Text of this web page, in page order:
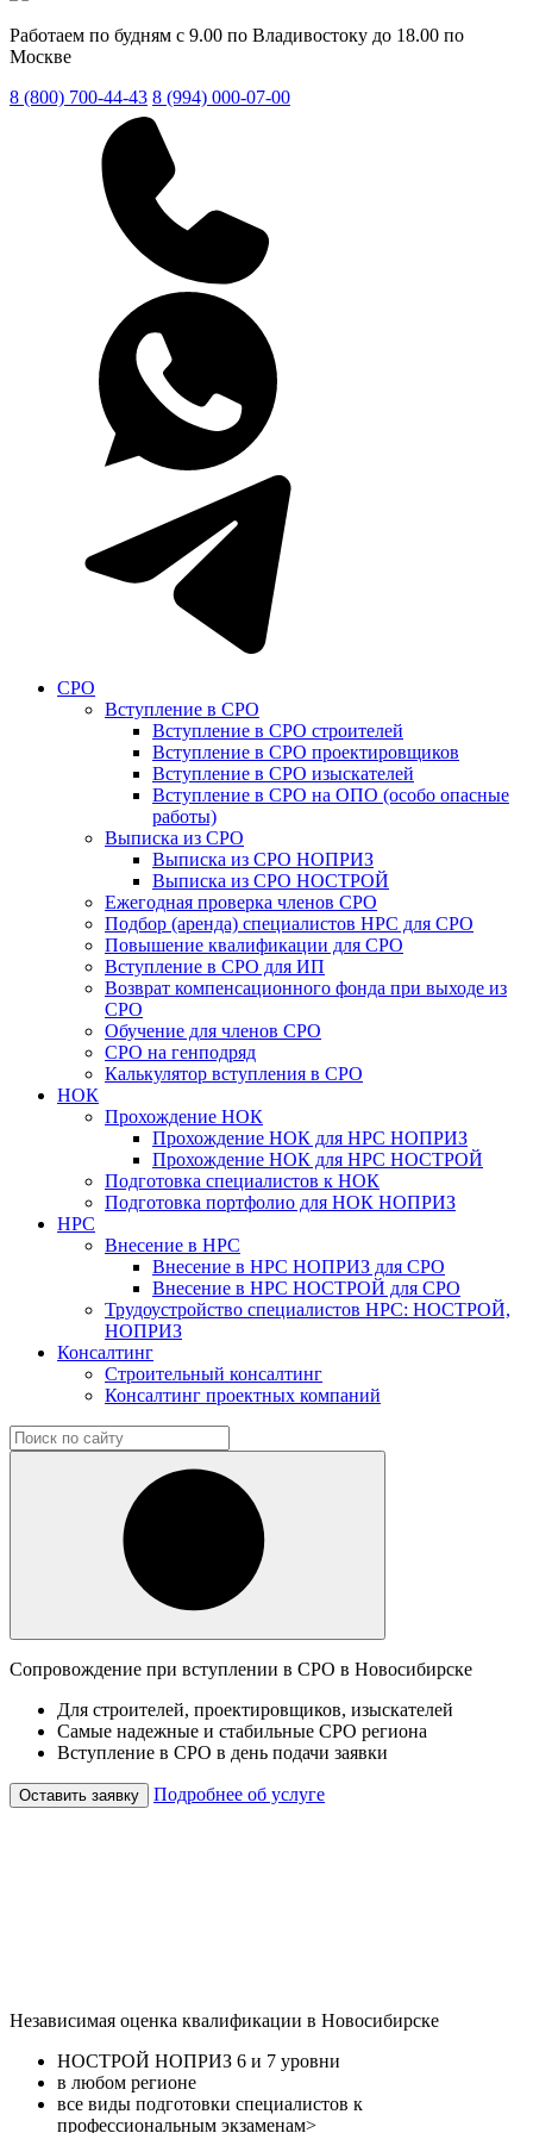
Работаем по будням с 9.00 по Владивостоку до 18.00 по
Москве
8 (800) 700-44-43 8 (994) 000-07-00
СРО
Вступление в СРО
Вступление в СРО строителей
Вступление в СРО проектировщиков
Вступление в СРО изыскателей
Вступление в СРО на ОПО (особо опасные
работы)
Выписка из СРО
Выписка из СРО НОПРИЗ
Выписка из СРО НОСТРОЙ
Ежегодная проверка членов СРО
Подбор (аренда) специалистов НРС для СРО
Повышение квалификации для СРО
Вступление в СРО для ИП
Возврат компенсационного фонда при выходе из
СРО
Обучение для членов СРО
СРО на генподряд
Калькулятор вступления в СРО
НОК
Прохождение НОК
Прохождение НОК для НРС НОПРИЗ
Прохождение НОК для НРС НОСТРОЙ
Подготовка специалистов к НОК
Подготовка портфолио для НОК НОПРИЗ
НРС
Внесение в НРС
Внесение в НРС НОПРИЗ для СРО
Внесение в НРС НОСТРОЙ для СРО
Трудоустройство специалистов НРС: НОСТРОЙ,
НОПРИЗ
Консалтинг
Строительный консалтинг
Консалтинг проектных компаний
Сопровождение при вступлении в СРО в Новосибирске
Для строителей, проектировщиков, изыскателей
Самые надежные и стабильные СРО региона
Вступление в СРО в день подачи заявки
Оставить заявку Подробнее об услуге
Независимая оценка квалификации в Новосибирске
НОСТРОЙ НОПРИЗ 6 и 7 уровни
в любом регионе
все виды подготовки специалистов к
профессиональным экзаменам>